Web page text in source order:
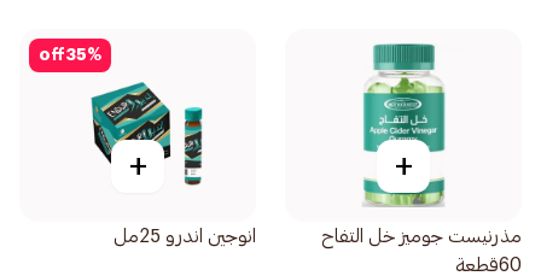
+
مذرنيست جوميز خل التفاح
60قطعة
35%
off
+
انوجين اندرو 25مل